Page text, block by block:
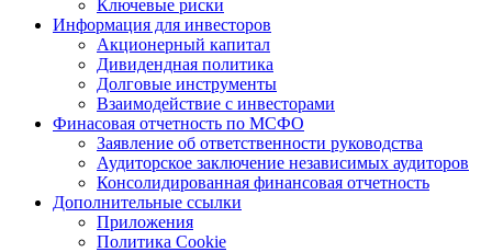
Ключевые риски
Информация для инвесторов
Акционерный капитал
Дивидендная политика
Долговые инструменты
Взаимодействие с инвеcторами
Финасовая отчетность по МСФО
Заявление об ответственности руководства
Аудиторское заключение независимых аудиторов
Консолидированная финансовая отчетность
Дополнительные ссылки
Приложения
Политика Cookie